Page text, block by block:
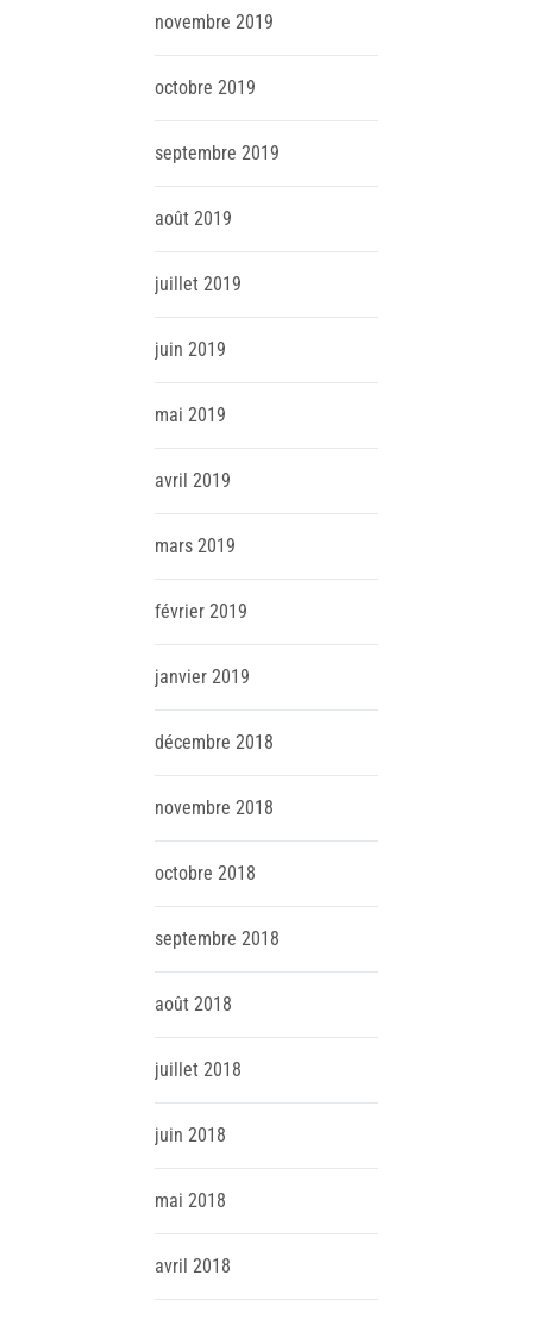
novembre 2019
octobre 2019
septembre 2019
août 2019
juillet 2019
juin 2019
mai 2019
avril 2019
mars 2019
février 2019
janvier 2019
décembre 2018
novembre 2018
octobre 2018
septembre 2018
août 2018
juillet 2018
juin 2018
mai 2018
avril 2018